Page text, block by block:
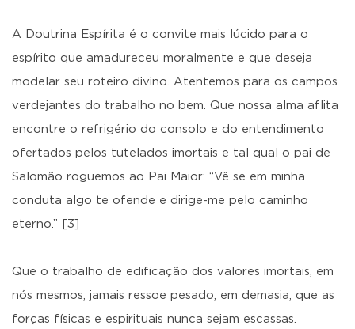
A Doutrina Espírita é o convite mais lúcido para o
espírito que amadureceu moralmente e que deseja
modelar seu roteiro divino. Atentemos para os campos
verdejantes do trabalho no bem. Que nossa alma aflita
encontre o refrigério do consolo e do entendimento
ofertados pelos tutelados imortais e tal qual o pai de
Salomão roguemos ao Pai Maior: “Vê se em minha
conduta algo te ofende e dirige-me pelo caminho
eterno.” [3]
Que o trabalho de edificação dos valores imortais, em
nós mesmos, jamais ressoe pesado, em demasia, que as
forças físicas e espirituais nunca sejam escassas.